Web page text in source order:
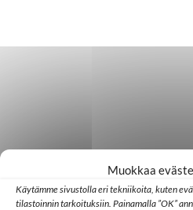
Muokkaa
Käytämme sivustolla eri tekniikoita, kuten
tilastoinnin tarkoituksiin. Painamalla ”OK”